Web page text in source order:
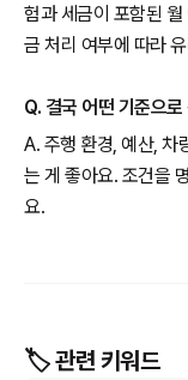
험과 세금이 포함된
금 처리 여부에 따라
Q. 결국 어떤 기준으
A. 주행 환경, 예산, 차
는 게 좋아요. 조건을
요.
🏷️ 관련 키워드